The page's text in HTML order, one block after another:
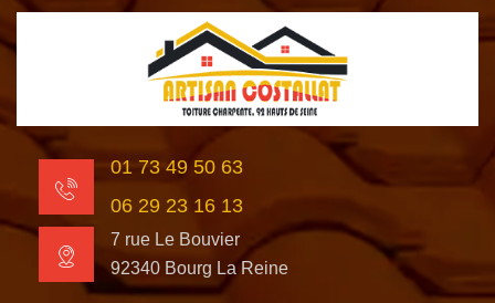
01 73 49 50 63
06 29 23 16 13
7 rue Le Bouvier
92340 Bourg La Reine